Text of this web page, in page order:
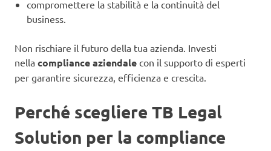
compromettere la stabilità e la continuità del
business.
Non rischiare il futuro della tua azienda. Investi
nella compliance aziendale con il supporto di esperti
per garantire sicurezza, efficienza e crescita.
Perché scegliere TB Legal
Solution per la compliance